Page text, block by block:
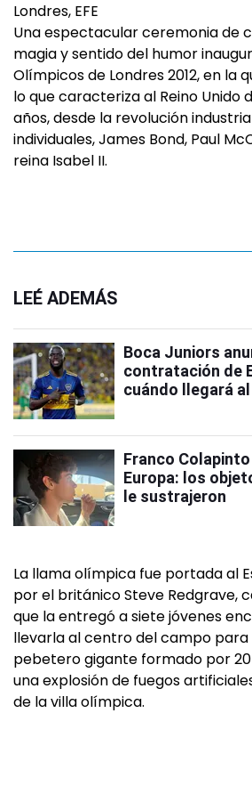
Londres, EFE
Una espectacular ceremonia de
magia y sentido del humor
Olímpicos de Londres 2012, en la
lo que caracteriza al Reino Unido
años, desde la revolución
individuales, James Bond, Paul
reina Isabel II.
LEÉ ADEMÁS
Boca Juniors
contratación de
cuándo llegará
Franco
Europa: los
le sustrajeron
La llama olímpica fue portada al
por el británico Steve Redgrave,
que la entregó a siete jóvenes
llevarla al centro del campo
pebetero gigante formado por
una explosión de fuegos
de la villa olímpica.